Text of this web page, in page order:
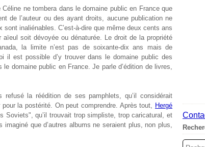
ne tombera dans le domaine public en France que
de l’auteur ou des ayant droits, aucune publication ne
inaliénables. C’est-à-dire que même deux cents ans
soit dévoyée ou dénaturée. Le droit de la propriété
la limite n’est pas de soixante-dix ans mais de
il est possible d’y trouver dans le domaine public des
domaine public en France. Je parle d’édition de livres,
refusé la réédition de ses pamphlets, qu’il considérait
la postérité. On peut comprendre. Après tout, Hergé
qu’il trouvait trop simpliste, trop caricatural, et
que d’autres albums ne seraient plus, non plus,